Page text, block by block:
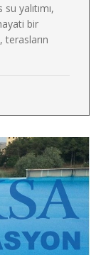
su yalıtımı,
bir
terasların